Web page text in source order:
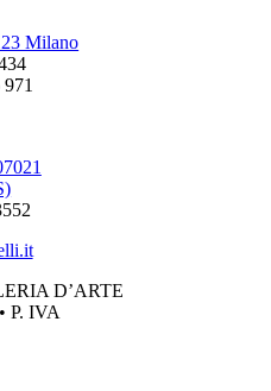
Milano
D’ARTE
P. IVA